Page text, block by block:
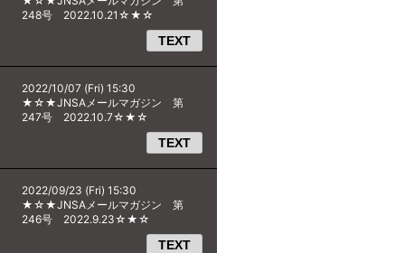
248号 2022.10.21☆★☆
TEXT
2022/10/07 (Fri) 15:30
★☆★JNSAメールマガジン 第
247号 2022.10.7☆★☆
TEXT
2022/09/23 (Fri) 15:30
★☆★JNSAメールマガジン 第
246号 2022.9.23☆★☆
TEXT